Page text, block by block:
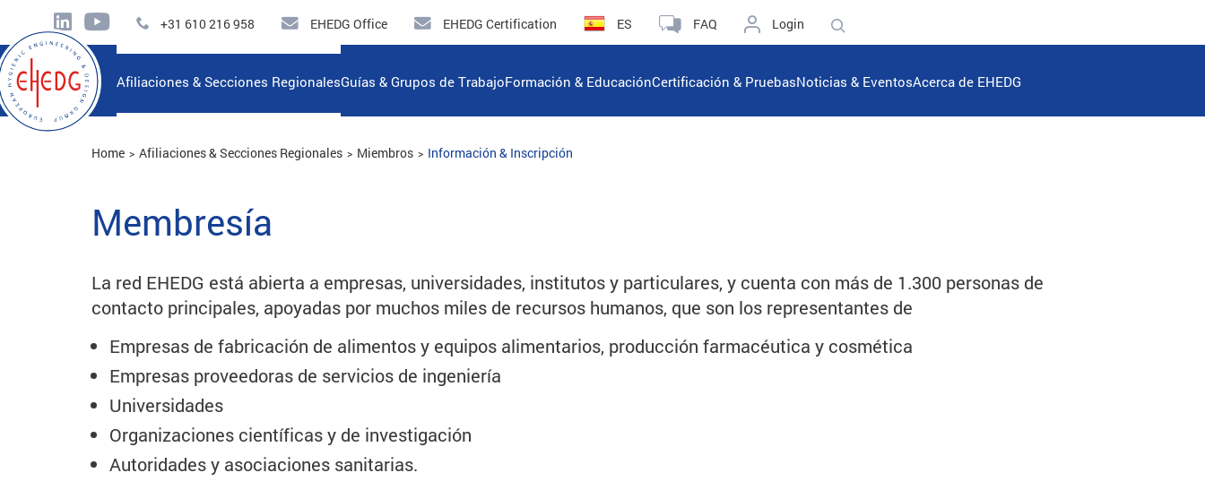
+31 610 216 958 EHEDG Office EHEDG Certification ES FAQ Login
Afiliaciones & Secciones RegionalesGuías & Grupos de TrabajoFormación & EducaciónCertificación & PruebasNoticias & EventosAcerca de EHEDG
Home Afiliaciones & Secciones Regionales Miembros Información & Inscripción
Membresía
La red EHEDG está abierta a empresas, universidades, institutos y particulares, y cuenta con más de 1.300 personas de
contacto principales, apoyadas por muchos miles de recursos humanos, que son los representantes de
Empresas de fabricación de alimentos y equipos alimentarios, producción farmacéutica y cosmética
Empresas proveedoras de servicios de ingeniería
Universidades
Organizaciones científicas y de investigación
Autoridades y asociaciones sanitarias.